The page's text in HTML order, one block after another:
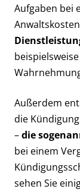
Aufgaben bei
Außerdem
die
–die
bei einem
sehen Sie